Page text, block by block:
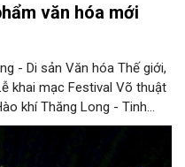
văn hóa mới
- Di sản Văn hóa Thế giới,
khai mạc Festival Võ thuật
khí Thăng Long - Tinh
Festival đánh dấu